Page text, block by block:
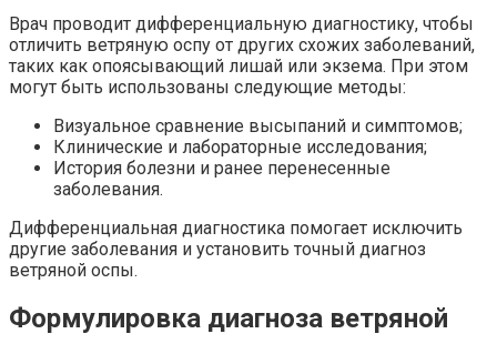
Врач проводит дифференциальную диагностику, чтобы
отличить ветряную оспу от других схожих заболеваний,
таких как опоясывающий лишай или экзема. При этом
могут быть использованы следующие методы:
Визуальное сравнение высыпаний и симптомов;
Клинические и лабораторные исследования;
История болезни и ранее перенесенные
заболевания.
Дифференциальная диагностика помогает исключить
другие заболевания и установить точный диагноз
ветряной оспы.
Формулировка диагноза ветряной